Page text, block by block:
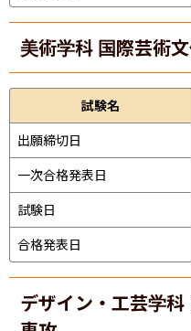
美術学科 国際芸術
試験名
出願締切日
一次合格発表日
試験日
合格発表日
デザイン・工芸学